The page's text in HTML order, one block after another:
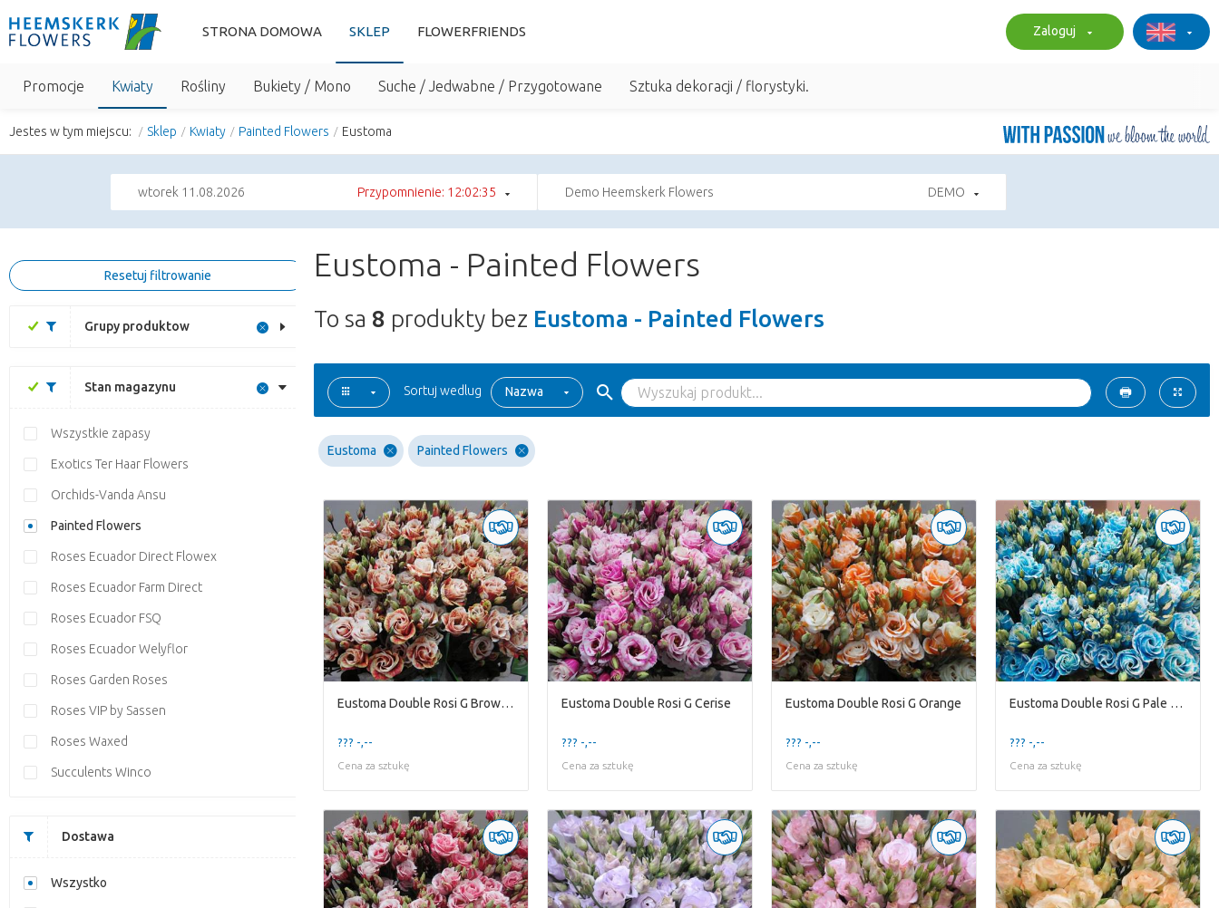
STRONA DOMOWA SKLEP FLOWERFRIENDS Zaloguj
Promocje Kwiaty Rośliny Bukiety / Mono Suche / Jedwabne / Przygotowane Sztuka dekoracji / florystyki.
Jestes w tym miejscu: Sklep Kwiaty Painted Flowers Eustoma
wtorek 11.08.2026 Przypomnienie: 12:02:34 Demo Heemskerk Flowers DEMO
Resetuj filtrowanie
Grupy produktow
Stan magazynu
Wszystkie zapasy
Exotics Ter Haar Flowers
Orchids-Vanda Ansu
Painted Flowers
Roses Ecuador Direct Flowex
Roses Ecuador Farm Direct
Roses Ecuador FSQ
Roses Ecuador Welyflor
Roses Garden Roses
Roses VIP by Sassen
Roses Waxed
Succulents Winco
Dostawa
Wszystko
Eustoma - Painted Flowers
To sa 8 produkty bez Eustoma - Painted Flowers
Sortuj wedlug Nazwa
Eustoma Painted Flowers
Eustoma Double Rosi G Brownie
??? -,--
Cena za sztukę
Eustoma Double Rosi G Cerise
??? -,--
Cena za sztukę
Eustoma Double Rosi G Orange
??? -,--
Cena za sztukę
Eustoma Double Rosi G Pale Blue
??? -,--
Cena za sztukę